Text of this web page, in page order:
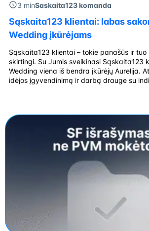
3 minSaskaita123 komanda
Sąskaita123 klientai: labas
Wedding įkūrėjams
Sąskaita123 klientai – tokie panašūs ir
skirtingi. Su Jumis sveikinasi Sąskaita123
Wedding viena iš bendra įkūrėjų Aurelija.
idėjos įgyvendinimą ir darbą drauge su
paslaugų teikėjai ir kita. Pradėjo augti